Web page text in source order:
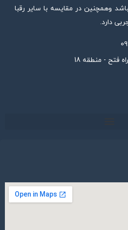
وهمچنین در مقایسه با سایر رقبا
دارد.
فتح - منطقه 18